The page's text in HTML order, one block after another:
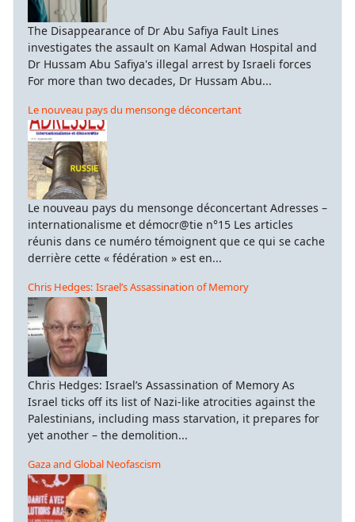
The Disappearance of Dr Abu Safiya Fault Lines
investigates the assault on Kamal Adwan Hospital and
Dr Hussam Abu Safiya's illegal arrest by Israeli forces
For more than two decades, Dr Hussam Abu...
Le nouveau pays du mensonge déconcertant
Le nouveau pays du mensonge déconcertant Adresses –
internationalisme et démocr@tie n°15 Les articles
réunis dans ce numéro témoignent que ce qui se cache
derrière cette « fédération » est en...
Chris Hedges: Israel’s Assassination of Memory
Chris Hedges: Israel’s Assassination of Memory As
Israel ticks off its list of Nazi-like atrocities against the
Palestinians, including mass starvation, it prepares for
yet another – the demolition...
Gaza and Global Neofascism